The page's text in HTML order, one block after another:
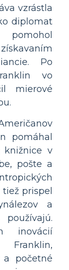
vzrástla
diplomat
Po
vo
mierové
pomáhal
knižnice v
pošte a
prispel
a
inovácií
a početné